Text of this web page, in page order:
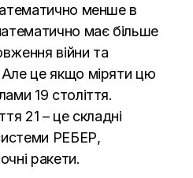
менше в
має більше
війни та
це якщо міряти цю
19 століття.
21 – це складні
РЕБЕР,
ракети.